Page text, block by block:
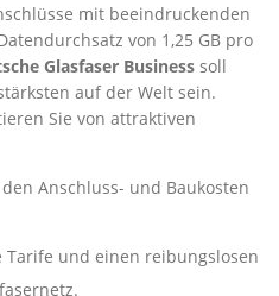
mit beeindruckenden
von 1,25 GB pro
Glasfaser Business soll
auf der Welt sein.
Sie von attraktiven
Anschluss- und Baukosten
Tarife und einen reibungslosen